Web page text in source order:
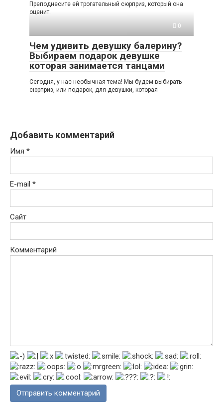
Преподнесите ей трогательный сюрприз, который она
оценит.
0
Чем удивить девушку балерину?
Выбираем подарок девушке
которая занимается танцами
Сегодня, у нас необычная тема! Мы будем выбирать
сюрприз, или подарок, для девушки, которая
Добавить комментарий
Имя *
E-mail *
Сайт
Комментарий